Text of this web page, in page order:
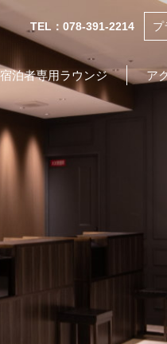
TEL：078-391-2214 プ
宿泊者専用ラウンジ ア